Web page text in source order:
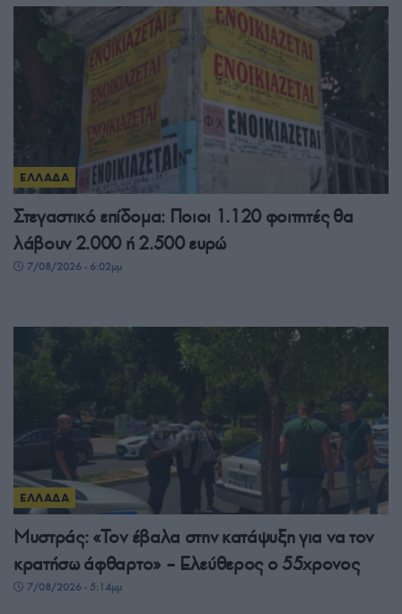
ΕΛΛΑΔΑ
Στεγαστικό επίδομα: Ποιοι 1.120 φοιτητές θα
λάβουν 2.000 ή 2.500 ευρώ
7/08/2026 - 6:02μμ
ΕΛΛΑΔΑ
Μυστράς: «Τον έβαλα στην κατάψυξη για να τον
κρατήσω άφθαρτο» – Ελεύθερος ο 55χρονος
7/08/2026 - 5:14μμ